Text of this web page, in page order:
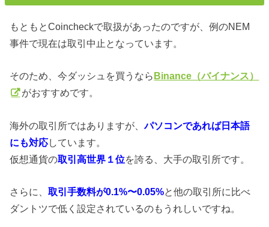
もともとCoincheckで取扱があったのですが、例のNEM
事件で現在は取引中止となっています。
そのため、今ダッシュを買うならBinance（バイナンス）
がおすすめです。
海外の取引所ではありますが、パソコンであれば日本語
にも対応しています。
仮想通貨の取引高世界１位を誇る、大手の取引所です。
さらに、取引手数料が0.1%〜0.05%と他の取引所に比べ
ダントツで低く設定されているのもうれしいですね。